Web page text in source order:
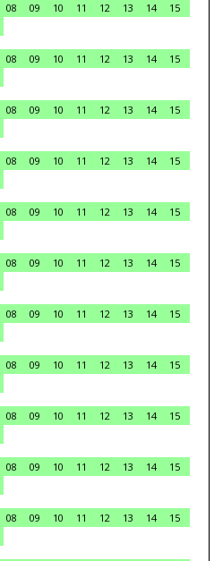
08 09 10 11 12 13 14
15
08 09 10 11 12 13 14
15
08 09 10 11 12 13 14
15
08 09 10 11 12 13 14
15
08 09 10 11 12 13 14
15
08 09 10 11 12 13 14
15
08 09 10 11 12 13 14
15
08 09 10 11 12 13 14
15
08 09 10 11 12 13 14
15
08 09 10 11 12 13 14
15
08 09 10 11 12 13 14
15